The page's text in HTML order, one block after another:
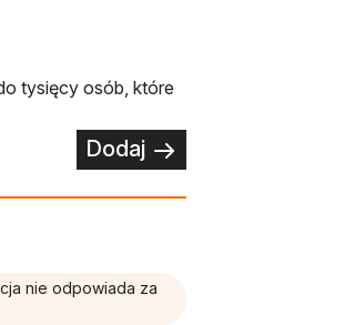
tysięcy osób, które
Dodaj
nie odpowiada za